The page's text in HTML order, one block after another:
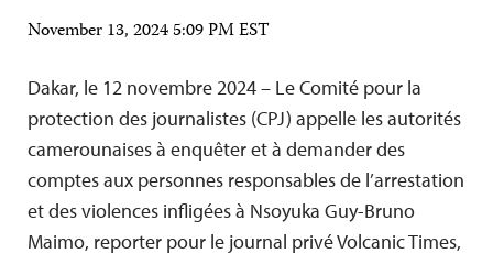
November 13, 2024 5:09 PM EST
Dakar, le 12 novembre 2024 – Le Comité pour la
protection des journalistes (CPJ) appelle les autorités
camerounaises à enquêter et à demander des
comptes aux personnes responsables de l’arrestation
et des violences infligées à Nsoyuka Guy-Bruno
Maimo, reporter pour le journal privé Volcanic Times,